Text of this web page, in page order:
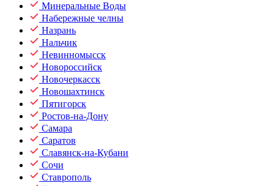
Минеральные Воды
Набережные челны
Назрань
Нальчик
Невинномысск
Новороссийск
Новочеркасск
Новошахтинск
Пятигорск
Ростов-на-Дону
Самара
Саратов
Славянск-на-Кубани
Сочи
Ставрополь